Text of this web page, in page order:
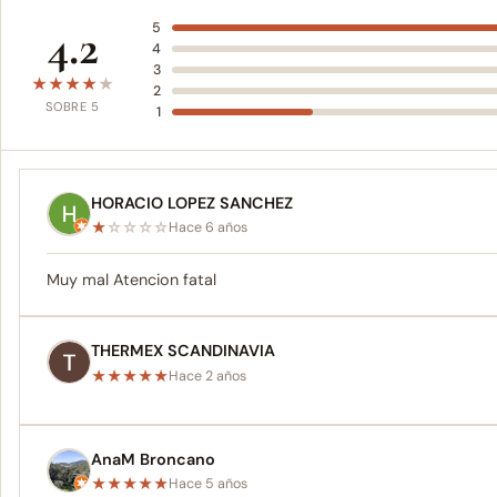
4.2
★★★★★
SOBRE 5
5
4
3
2
1
HORACIO LOPEZ SANCHEZ
★☆☆☆☆Hace 6 años
Muy mal Atencion fatal
THERMEX SCANDINAVIA
★★★★★Hace 2 años
AnaM Broncano
★★★★★Hace 5 años